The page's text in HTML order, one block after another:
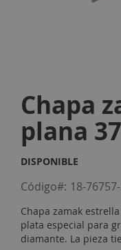
the
beginning
of
the
images
Chapa
plana
DISPONIBLE
Código 18-
Chapa zamak
plata especial para
diamante. La pieza